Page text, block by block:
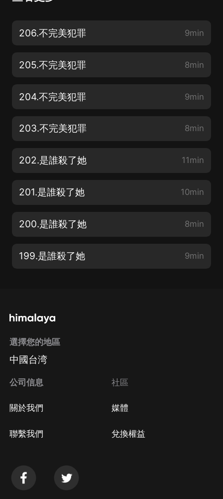
206.不完美犯罪 9min
205.不完美犯罪 8min
204.不完美犯罪 9min
203.不完美犯罪 8min
202.是誰殺了她 11min
201.是誰殺了她 10min
200.是誰殺了她 8min
199.是誰殺了她 9min
選擇您的地區
中國台湾
公司信息
關於我們
聯繫我們
社區
媒體
兌換權益